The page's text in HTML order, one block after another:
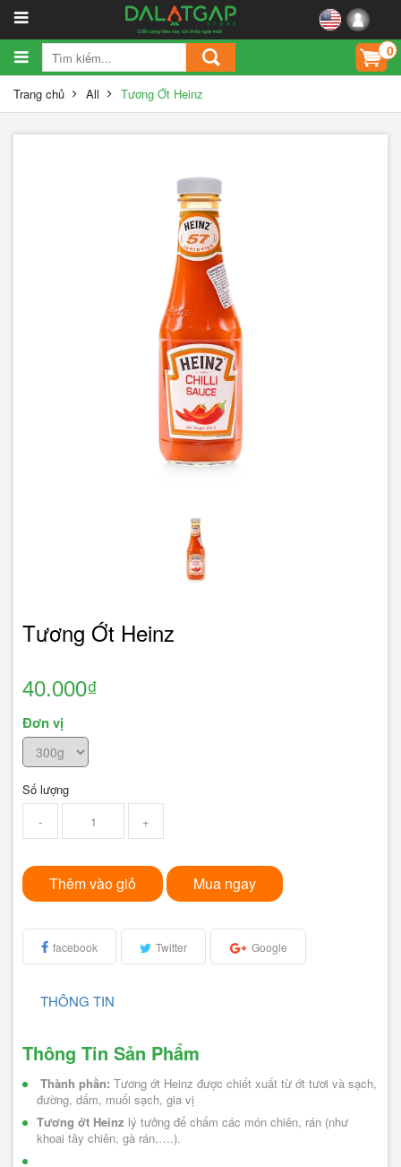
0
Trang chủ All Tương Ớt Heinz
Tương Ớt Heinz
40.000₫
Đơn vị
Số lượng
-
+
Thêm vào giỏ Mua ngay
facebook Twitter Google
THÔNG TIN
Thông Tin Sản Phẩm
Thành phần: Tương ớt Heinz được chiết xuất từ ớt tươi và sạch,
đường, dấm, muối sạch, gia vị
Tương ớt Heinz lý tưởng để chấm các món chiên, rán (như
khoai tây chiên, gà rán,….).